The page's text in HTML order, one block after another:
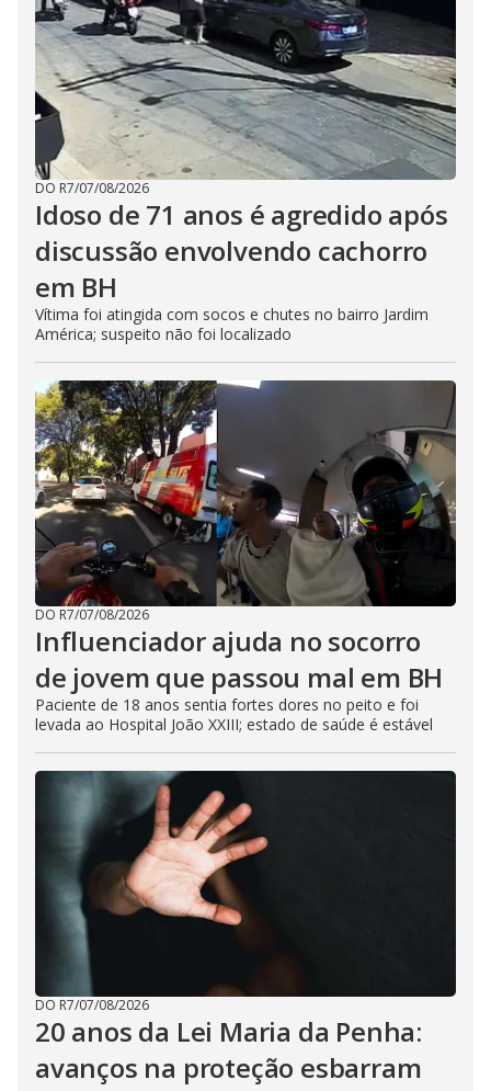
DO R7/07/08/2026
Idoso de 71 anos é agredido após
discussão envolvendo cachorro
em BH
Vítima foi atingida com socos e chutes no bairro Jardim
América; suspeito não foi localizado
DO R7/07/08/2026
Influenciador ajuda no socorro
de jovem que passou mal em BH
Paciente de 18 anos sentia fortes dores no peito e foi
levada ao Hospital João XXIII; estado de saúde é estável
DO R7/07/08/2026
20 anos da Lei Maria da Penha:
avanços na proteção esbarram